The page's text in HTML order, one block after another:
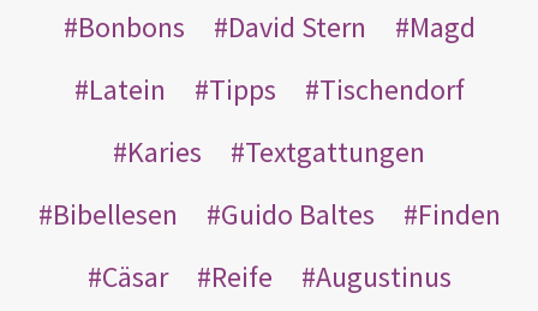
Bonbons
David Stern
Magd
Latein
Tipps
Tischendorf
Karies
Textgattungen
Bibellesen
Guido Baltes
Finden
Cäsar
Reife
Augustinus